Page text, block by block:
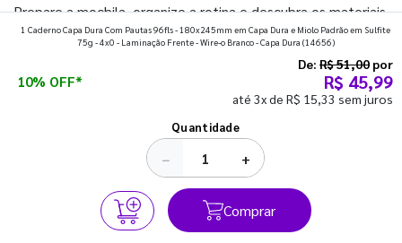
Prepare a mochila, organize a rotina e descubra os materiais
que fazem toda diferença para começar o segundo
1 Caderno Capa Dura Com Pautas 96fls - 180x245mm em Capa Dura e Miolo Padrão em Sulfite
75g - 4x0 - Laminação Frente - Wire-o Branco - Capa Dura (14656)
10% OFF*
De: R$ 51,00 por
R$ 45,99
até 3x de R$ 15,33 sem juros
Quantidade
− +
Comprar